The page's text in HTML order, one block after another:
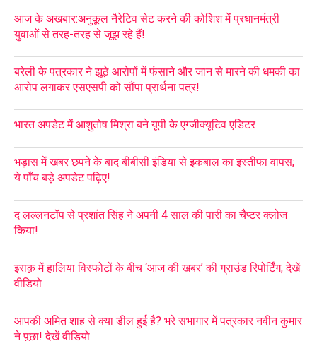
आज के अखबार:अनुकूल नैरेटिव सेट करने की कोशिश में प्रधानमंत्री
युवाओं से तरह-तरह से जूझ रहे हैं!
बरेली के पत्रकार ने झूठे आरोपों में फंसाने और जान से मारने की धमकी का
आरोप लगाकर एसएसपी को सौंपा प्रार्थना पत्र!
भारत अपडेट में आशुतोष मिश्रा बने यूपी के एग्जीक्यूटिव एडिटर
भड़ास में खबर छपने के बाद बीबीसी इंडिया से इकबाल का इस्तीफा वापस;
ये पाँच बड़े अपडेट पढ़िए!
द लल्लनटॉप से प्रशांत सिंह ने अपनी 4 साल की पारी का चैप्टर क्लोज
किया!
इराक़ में हालिया विस्फोटों के बीच ‘आज की खबर’ की ग्राउंड रिपोर्टिंग, देखें
वीडियो
आपकी अमित शाह से क्या डील हुई है? भरे सभागार में पत्रकार नवीन कुमार
ने पूछा! देखें वीडियो